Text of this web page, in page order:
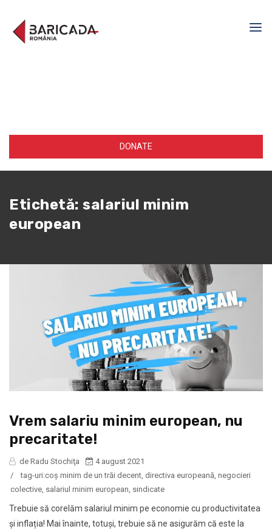
DONATE
Etichetă: salariul minim
european
Vrem salariu minim european, nu
precaritate!
de Radu Stochiţa
4 august 2021
/
tag-uri:coş minim de un trăi decent, directiva europeană, negocieri
colective, salariul minim european, sindicate
Trebuie să corelăm salariul minim pe economie cu productivitatea
și inflația! Mai înainte, totuși, trebuie să ne asigurăm că este la